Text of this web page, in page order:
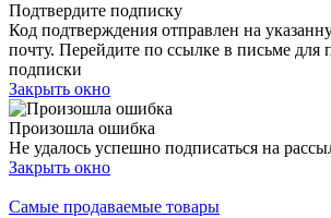
Подтвердите подписку
Код подтверждения отправлен на
почту. Перейдите по ссылке в письме для
подписки
Закрыть окно
Произошла ошибка
Не удалось успешно подписаться на
Закрыть окно
Самые продаваемые товары